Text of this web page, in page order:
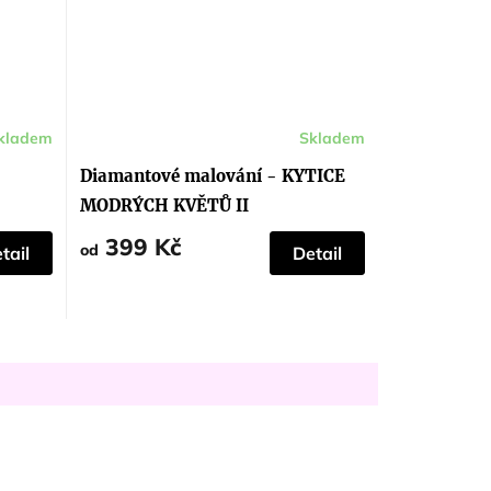
Diamantové malování - KYTICE
MODRÝCH KVĚTŮ II
produktu
je
5,0
z
hvězdiček.
Skladem
od 399 Kč Detail